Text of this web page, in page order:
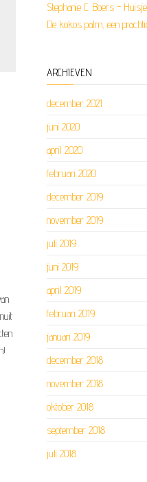
Stephanie C. Boers -
De kokos palm, een
ARCHIEVEN
december 2021
juni 2020
april 2020
februari 2020
december 2019
november 2019
juli 2019
juni 2019
april 2019
februari 2019
januari 2019
december 2018
november 2018
oktober 2018
september 2018
juli 2018